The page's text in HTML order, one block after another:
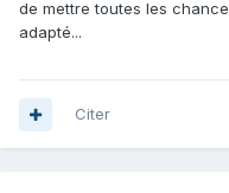
de mettre toutes les
adapté...
Citer